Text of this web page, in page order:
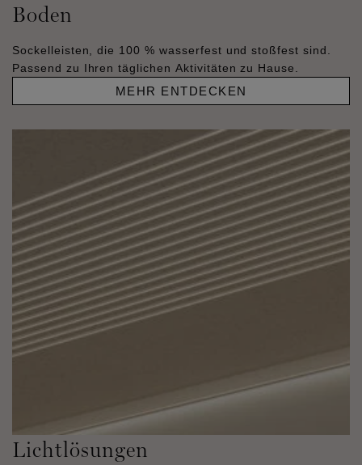
Boden
Sockelleisten, die 100 % wasserfest und stoßfest sind.
Passend zu Ihren täglichen Aktivitäten zu Hause.
MEHR ENTDECKEN
Lichtlösungen